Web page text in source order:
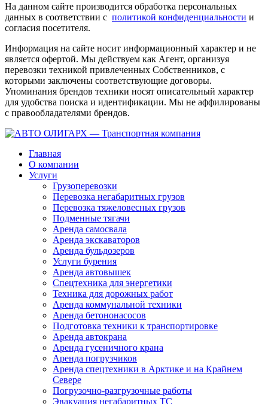
На данном сайте производится обработка персональных
данных в соответствии с политикой конфиденциальности и
согласия посетителя.
Информация на сайте носит информационный характер и не
является офертой. Мы действуем как Агент, организуя
перевозки техникой привлеченных Собственников, с
которыми заключены соответствующие договоры.
Упоминания брендов техники носят описательный характер
для удобства поиска и идентификации. Мы не аффилированы
с правообладателями брендов.
Главная
О компании
Услуги
Грузоперевозки
Перевозка негабаритных грузов
Перевозка тяжеловесных грузов
Подменные тягачи
Аренда самосвала
Аренда экскаваторов
Аренда бульдозеров
Услуги бурения
Аренда автовышек
Спецтехника для энергетики
Техника для дорожных работ
Аренда коммунальной техники
Аренда бетононасосов
Подготовка техники к транспортировке
Аренда автокрана
Аренда гусеничного крана
Аренда погрузчиков
Аренда спецтехники в Арктике и на Крайнем
Севере
Погрузочно-разгрузочные работы
Эвакуация негабаритных ТС